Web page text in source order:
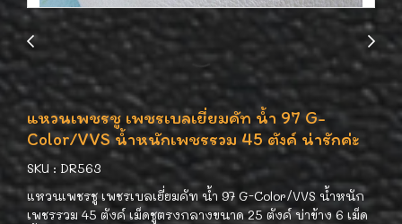
แหวนเพชรชู เพชรเบลเยี่ยมคัท น้ำ 97 G-
Color/VVS น้ำหนักเพชรรวม 45 ตังค์ น่ารักค่ะ
SKU : DR563
แหวนเพชรชู เพชรเบลเยี่ยมคัท น้ำ 97 G-Color/VVS น้ำหนัก
เพชรรวม 45 ตังค์ เม็ดชูตรงกลางขนาด 25 ตังค์ บ่าข้าง 6 เม็ด